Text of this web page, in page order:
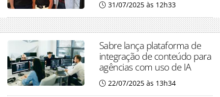
31/07/2025 às 12h33
Sabre lança plataforma de
integração de conteúdo para
agências com uso de IA
22/07/2025 às 13h34